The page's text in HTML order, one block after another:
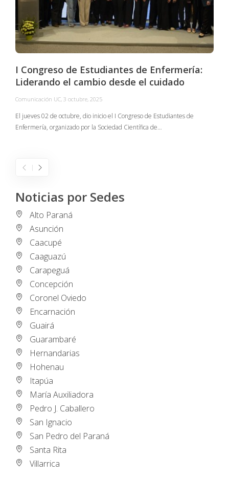
I Congreso de Estudiantes de Enfermería:
Liderando el cambio desde el cuidado
Comunicación UC, 3 octubre, 2025
El jueves 02 de octubre, dio inicio el I Congreso de Estudiantes de
Enfermería, organizado por la Sociedad Científica de…
Noticias por Sedes
Alto Paraná
Asunción
Caacupé
Caaguazú
Carapeguá
Concepción
Coronel Oviedo
Encarnación
Guairá
Guarambaré
Hernandarias
Hohenau
Itapúa
María Auxiliadora
Pedro J. Caballero
San Ignacio
San Pedro del Paraná
Santa Rita
Villarrica